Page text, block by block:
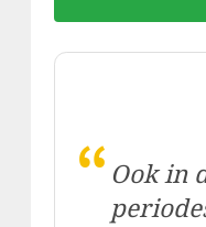
“ Ook in